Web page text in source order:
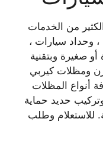
من الخدمات
وحداد سيارات ،
صغيرة وبتقنية
ومظلات كيربي
أنواع المظلات
حديد حماية
للاستعلام وطلب